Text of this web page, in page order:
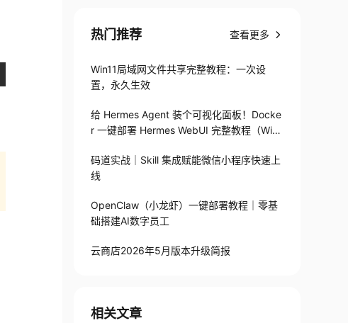
热门推荐 查看更多
Win11局域网文件共享完整教程：一次设
置，永久生效
给 Hermes Agent 装个可视化面板！Docke
r 一键部署 Hermes WebUI 完整教程（Win
码道实战｜Skill 集成赋能微信小程序快速上
线
OpenClaw（小龙虾）一键部署教程｜零基
础搭建AI数字员工
云商店2026年5月版本升级简报
相关文章